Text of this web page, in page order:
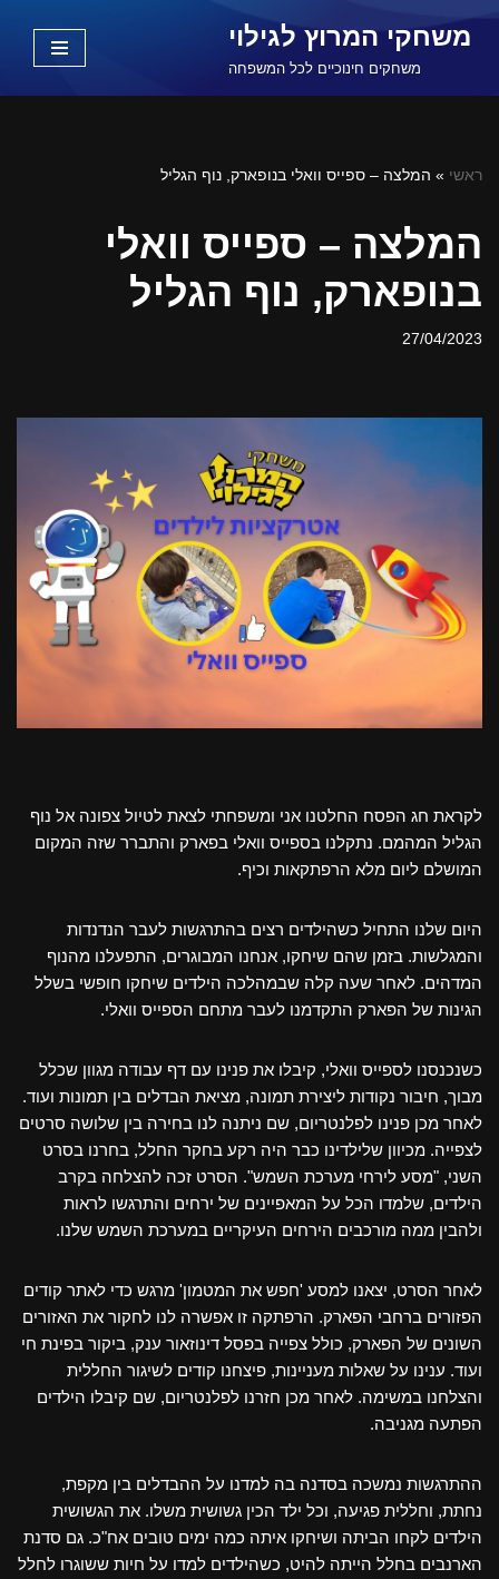
משחקי המרוץ לגילוי
משחקים חינוכיים לכל המשפחה
ראשי » המלצה – ספייס וואלי בנופארק, נוף הגליל
המלצה – ספייס וואלי
בנופארק, נוף הגליל
27/04/2023
לקראת חג הפסח החלטנו אני ומשפחתי לצאת לטיול צפונה אל נוף
הגליל המהמם. נתקלנו בספייס וואלי בפארק והתברר שזה המקום
המושלם ליום מלא הרפתקאות וכיף.
היום שלנו התחיל כשהילדים רצים בהתרגשות לעבר הנדנדות
והמגלשות. בזמן שהם שיחקו, אנחנו המבוגרים, התפעלנו מהנוף
המדהים. לאחר שעה קלה שבמהלכה הילדים שיחקו חופשי בשלל
הגינות של הפארק התקדמנו לעבר מתחם הספייס וואלי.
כשנכנסנו לספייס וואלי, קיבלו את פנינו עם דף עבודה מגוון שכלל
מבוך, חיבור נקודות ליצירת תמונה, מציאת הבדלים בין תמונות ועוד.
לאחר מכן פנינו לפלנטריום, שם ניתנה לנו בחירה בין שלושה סרטים
לצפייה. מכיוון שלילדינו כבר היה רקע בחקר החלל, בחרנו בסרט
השני, "מסע לירחי מערכת השמש". הסרט זכה להצלחה בקרב
הילדים, שלמדו הכל על המאפיינים של ירחים והתרגשו לראות
ולהבין ממה מורכבים הירחים העיקריים במערכת השמש שלנו.
לאחר הסרט, יצאנו למסע 'חפש את המטמון' מרגש כדי לאתר קודים
הפזורים ברחבי הפארק. הרפתקה זו אפשרה לנו לחקור את האזורים
השונים של הפארק, כולל צפייה בפסל דינוזאור ענק, ביקור בפינת חי
ועוד. ענינו על שאלות מעניינות, פיצחנו קודים לשיגור החללית
והצלחנו במשימה. לאחר מכן חזרנו לפלנטריום, שם קיבלו הילדים
הפתעה מגניבה.
ההתרגשות נמשכה בסדנה בה למדנו על ההבדלים בין מקפת,
נחתת, וחללית פגיעה, וכל ילד הכין גשושית משלו. את הגשושית
הילדים לקחו הביתה ושיחקו איתה כמה ימים טובים אח"כ. גם סדנת
הארנבים בחלל הייתה להיט, כשהילדים למדו על חיות ששוגרו לחלל